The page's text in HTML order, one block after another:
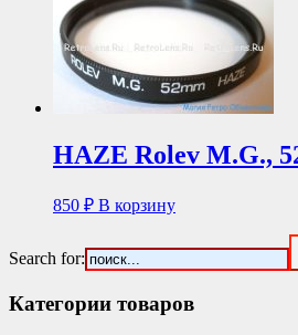
HAZE Rolev M.G.,
850 ₽ В корзину
Search for:
Категории товаров